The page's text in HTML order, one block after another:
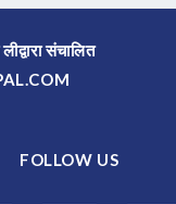
संचालित
FOLLOW US